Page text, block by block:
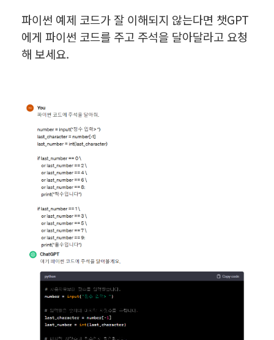
파이썬 예제 코드가 잘 이해되지 않는다면 챗GPT
에게 파이썬 코드를 주고 주석을 달아달라고 요청
해 보세요.